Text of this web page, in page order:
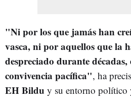
"Ni por los que jamás han
vasca, ni por aquellos que la
despreciado durante
convivencia pacífica", ha
EH Bildu y su entorno político